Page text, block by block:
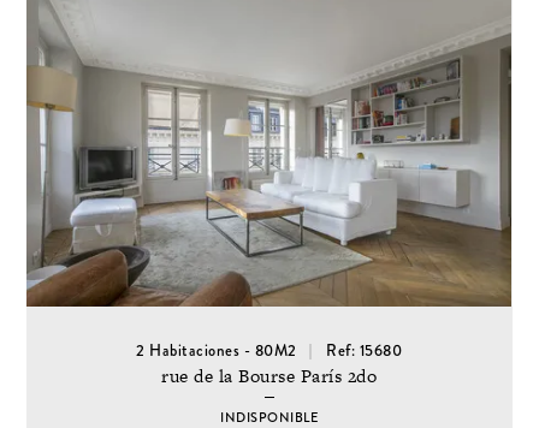
2 Habitaciones - 80M2 Ref: 15680
rue de la Bourse París 2do
INDISPONIBLE